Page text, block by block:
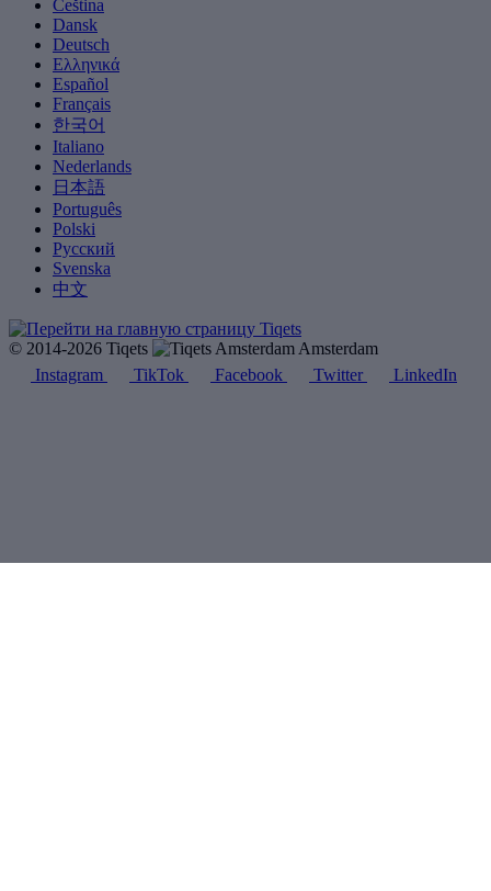
Čeština
Dansk
Deutsch
Ελληνικά
Español
Français
한국어
Italiano
Nederlands
日本語
Português
Polski
Русский
Svenska
中文
© 2014-2026 Tiqets
Amsterdam
Instagram
TikTok Facebook Twitter LinkedIn